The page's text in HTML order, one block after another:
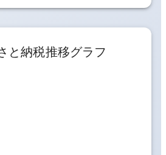
と納税推移グラフ